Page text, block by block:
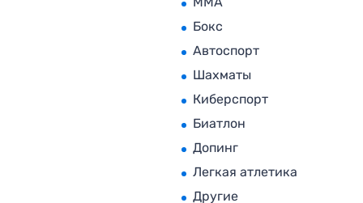
Бокс
Автоспорт
Шахматы
Киберспорт
Биатлон
Допинг
Легкая атлетика
Другие